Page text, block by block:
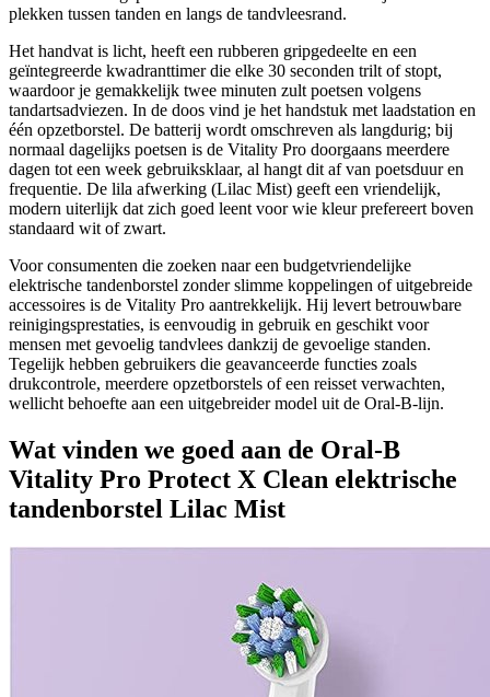
plekken tussen tanden en langs de tandvleesrand.
Het handvat is licht, heeft een rubberen gripgedeelte en een
geïntegreerde kwadranttimer die elke 30 seconden trilt of stopt,
waardoor je gemakkelijk twee minuten zult poetsen volgens
tandartsadviezen. In de doos vind je het handstuk met laadstation en
één opzetborstel. De batterij wordt omschreven als langdurig; bij
normaal dagelijks poetsen is de Vitality Pro doorgaans meerdere
dagen tot een week gebruiksklaar, al hangt dit af van poetsduur en
frequentie. De lila afwerking (Lilac Mist) geeft een vriendelijk,
modern uiterlijk dat zich goed leent voor wie kleur prefereert boven
standaard wit of zwart.
Voor consumenten die zoeken naar een budgetvriendelijke
elektrische tandenborstel zonder slimme koppelingen of uitgebreide
accessoires is de Vitality Pro aantrekkelijk. Hij levert betrouwbare
reinigingsprestaties, is eenvoudig in gebruik en geschikt voor
mensen met gevoelig tandvlees dankzij de gevoelige standen.
Tegelijk hebben gebruikers die geavanceerde functies zoals
drukcontrole, meerdere opzetborstels of een reisset verwachten,
wellicht behoefte aan een uitgebreider model uit de Oral-B-lijn.
Wat vinden we goed aan de Oral-B
Vitality Pro Protect X Clean elektrische
tandenborstel Lilac Mist